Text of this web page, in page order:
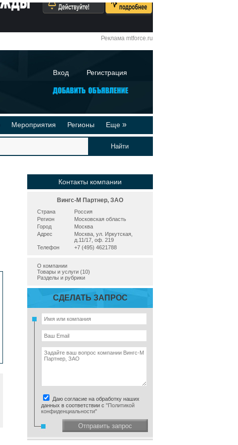
Реклама mtforce.ru
Вход Регистрация
Мероприятия Регионы Еще »
Реклама на сайте
Контакты компании
Вингс-М Партнер, ЗАО
Страна
Россия
Регион
Московская область
Город
Москва
Адрес
Москва, ул. Иркутская,
д.11/17, оф. 219
Телефон
+7 (495) 4621788
О компании
Товары и услуги (10)
Разделы и рубрики
СДЕЛАТЬ ЗАПРОС
Даю согласие на обработку наших
данных в соответствии с "Политикой
конфиденциальности"
Отправить запрос